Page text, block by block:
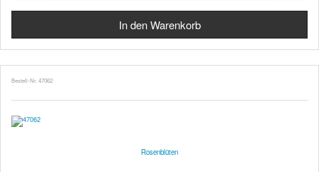
Bestell-Nr. 47062
Rosenblüten